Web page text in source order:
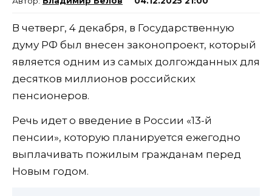
В четверг, 4 декабря, в Государственную
думу РФ был внесен законопроект, который
является одним из самых долгожданных для
десятков миллионов российских
пенсионеров.
Речь идет о введение в России «13-й
пенсии», которую планируется ежегодно
выплачивать пожилым гражданам перед
Новым годом.